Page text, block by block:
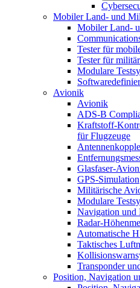
Mobiler Land- und
Mobiler Land-
Tester für
Tester für
Modulare
Avionik
Avionik
ADS-B
Kraftstoff-
für Flugzeuge
Glasfaser-
GPS-Simulation
Militärische
Modulare
Navigation und
Radar-
Automatische
Taktisches
Transponder
Position, Navigation